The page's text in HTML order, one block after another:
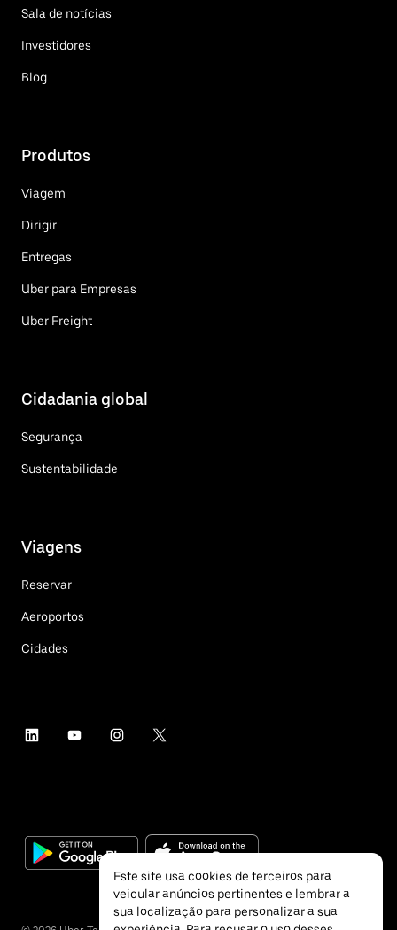
Sala de notícias
Investidores
Blog
Produtos
Viagem
Dirigir
Entregas
Uber para Empresas
Uber Freight
Cidadania global
Segurança
Sustentabilidade
Viagens
Reservar
Aeroportos
Cidades
Este site usa cookies de terceiros para
veicular anúncios pertinentes e lembrar a
sua localização para personalizar a sua